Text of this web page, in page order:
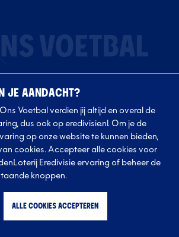
Volg onze clubs
JE AANDACHT?
Voetbal verdien jij altijd en overal de
dus ook op eredivisie.nl. Om je de
op onze website te kunnen bieden,
cookies. Accepteer alle cookies voor
Eredivisie ervaring of beheer de
knoppen.
ALLE COOKIES ACCEPTEREN